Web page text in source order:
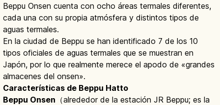
Beppu Onsen cuenta con ocho áreas termales diferentes,
cada una con su propia atmósfera y distintos tipos de
aguas termales.
En la ciudad de Beppu se han identificado 7 de los 10
tipos oficiales de aguas termales que se muestran en
Japón, por lo que realmente merece el apodo de «grandes
almacenes del onsen».
Características de Beppu Hatto
Beppu Onsen （alrededor de la estación JR Beppu; es la